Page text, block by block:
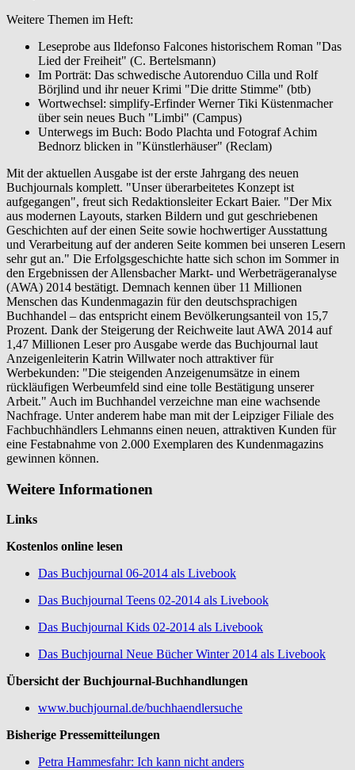
Weitere Themen im Heft:
Leseprobe aus Ildefonso Falcones historischem Roman "Das
Lied der Freiheit" (C. Bertelsmann)
Im Porträt: Das schwedische Autorenduo Cilla und Rolf
Börjlind und ihr neuer Krimi "Die dritte Stimme" (btb)
Wortwechsel: simplify-Erfinder Werner Tiki Küstenmacher
über sein neues Buch "Limbi" (Campus)
Unterwegs im Buch: Bodo Plachta und Fotograf Achim
Bednorz blicken in "Künstlerhäuser" (Reclam)
Mit der aktuellen Ausgabe ist der erste Jahrgang des neuen
Buchjournals komplett. "Unser überarbeitetes Konzept ist
aufgegangen", freut sich Redaktionsleiter Eckart Baier. "Der Mix
aus modernen Layouts, starken Bildern und gut geschriebenen
Geschichten auf der einen Seite sowie hochwertiger Ausstattung
und Verarbeitung auf der anderen Seite kommen bei unseren Lesern
sehr gut an." Die Erfolgsgeschichte hatte sich schon im Sommer in
den Ergebnissen der Allensbacher Markt- und Werbeträgeranalyse
(AWA) 2014 bestätigt. Demnach kennen über 11 Millionen
Menschen das Kundenmagazin für den deutschsprachigen
Buchhandel – das entspricht einem Bevölkerungsanteil von 15,7
Prozent. Dank der Steigerung der Reichweite laut AWA 2014 auf
1,47 Millionen Leser pro Ausgabe werde das Buchjournal laut
Anzeigenleiterin Katrin Willwater noch attraktiver für
Werbekunden: "Die steigenden Anzeigenumsätze in einem
rückläufigen Werbeumfeld sind eine tolle Bestätigung unserer
Arbeit." Auch im Buchhandel verzeichne man eine wachsende
Nachfrage. Unter anderem habe man mit der Leipziger Filiale des
Fachbuchhändlers Lehmanns einen neuen, attraktiven Kunden für
eine Festabnahme von 2.000 Exemplaren des Kundenmagazins
gewinnen können.
Weitere Informationen
Links
Kostenlos online lesen
Das Buchjournal 06-2014 als Livebook
Das Buchjournal Teens 02-2014 als Livebook
Das Buchjournal Kids 02-2014 als Livebook
Das Buchjournal Neue Bücher Winter 2014 als Livebook
Übersicht der Buchjournal-Buchhandlungen
www.buchjournal.de/buchhaendlersuche
Bisherige Pressemitteilungen
Petra Hammesfahr: Ich kann nicht anders